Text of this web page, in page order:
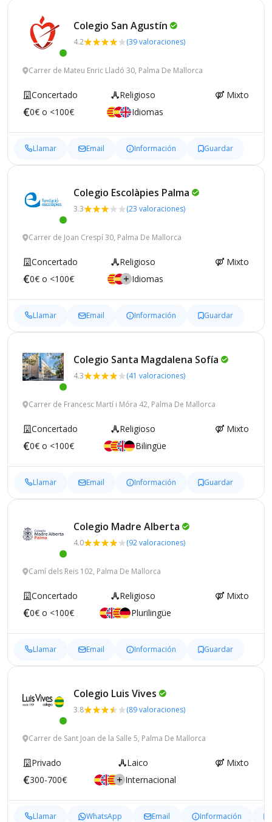
Colegio San Agustín
4.2 (39 valoraciones)
Carrer de Mateu Enric Lladó 30, Palma De Mallorca
Concertado Religioso
Mixto
0€ o <100€
Idiomas
Llamar Email Información Guardar
Colegio Escolàpies Palma
3.3 (23 valoraciones)
Carrer de Joan Crespí 30, Palma De Mallorca
Concertado Religioso
Mixto
0€ o <100€
Idiomas
Llamar Email Información Guardar
Colegio Santa Magdalena Sofía
4.3 (41 valoraciones)
Carrer de Francesc Martí i Móra 42, Palma De Mallorca
Concertado Religioso
Mixto
0€ o <100€
Bilingüe
Llamar Email Información Guardar
Colegio Madre Alberta
4.0 (92 valoraciones)
Camí dels Reis 102, Palma De Mallorca
Concertado Religioso
Mixto
0€ o <100€
Plurilingüe
Llamar Email Información Guardar
Colegio Luis Vives
3.8 (89 valoraciones)
Carrer de Sant Joan de la Salle 5, Palma De Mallorca
Privado Laico
Mixto
300-700€
Internacional
Llamar WhatsApp Email Información